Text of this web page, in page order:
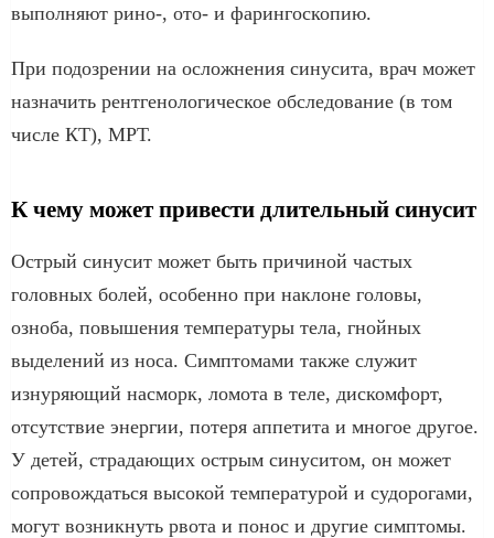
выполняют рино-, ото- и фарингоскопию.
При подозрении на осложнения синусита, врач может
назначить рентгенологическое обследование (в том
числе КТ), МРТ.
К чему может привести длительный синусит
Острый синусит может быть причиной частых
головных болей, особенно при наклоне головы,
озноба, повышения температуры тела, гнойных
выделений из носа. Симптомами также служит
изнуряющий насморк, ломота в теле, дискомфорт,
отсутствие энергии, потеря аппетита и многое другое.
У детей, страдающих острым синуситом, он может
сопровождаться высокой температурой и судорогами,
могут возникнуть рвота и понос и другие симптомы.